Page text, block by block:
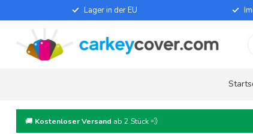
Lager in der EU
🚚 Kostenloser Versand ab 2 Stück 💨